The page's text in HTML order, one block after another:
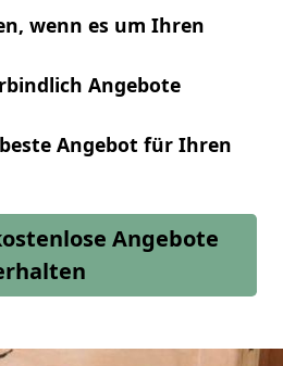
wenn es um Ihren
Angebote
Angebot für Ihren
Angebote